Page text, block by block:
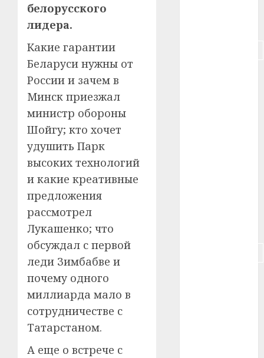
белорусского
лидера.
Какие гарантии
Беларуси нужны от
России и зачем в
Минск приезжал
министр обороны
Шойгу; кто хочет
удушить Парк
высоких технологий
и какие креативные
предложения
рассмотрел
Лукашенко; что
обсуждал с первой
леди Зимбабве и
почему одного
миллиарда мало в
сотрудничестве с
Татарстаном.
А еще о встрече с